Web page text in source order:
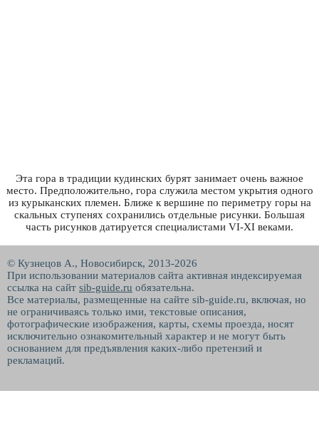
Эта гора в традиции кудинских бурят занимает очень важное
место. Предположительно, гора служила местом укрытия одного
из курыканских племен. Ближе к вершине по периметру горы на
скальных ступенях сохранились отдельные рисунки. Большая
часть рисунков датируется специалистами VI-XI веками.
© Кузнецов А., Новосибирск, 2013-2026
При использовании материалов сайта активная индексируемая
ссылка на сайт sib-guide.ru обязательна.
Все материалы, размещенные на сайте sib-guide.ru, включая, но
не ограничиваясь только ими, текстовые описания,
фотографические изображения, карты, схемы проезда, носят
исключительно ознакомительный характер и не могут быть
основанием для предъявления каких-либо претензий и
рекламаций.